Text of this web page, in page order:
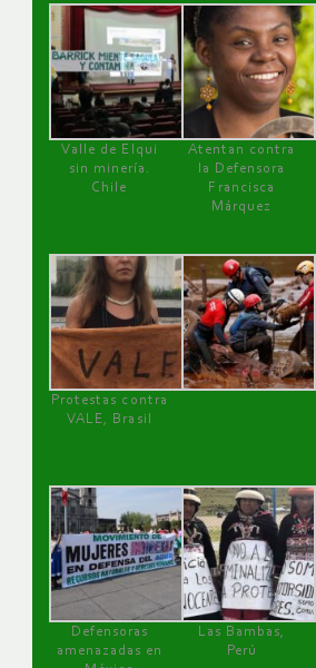
Valle de Elqui
sin minería.
Chile
Atentan contra
la Defensora
Francisca
Márquez
Protestas contra
VALE, Brasil
Defensoras
amenazadas en
Las Bambas,
Perú